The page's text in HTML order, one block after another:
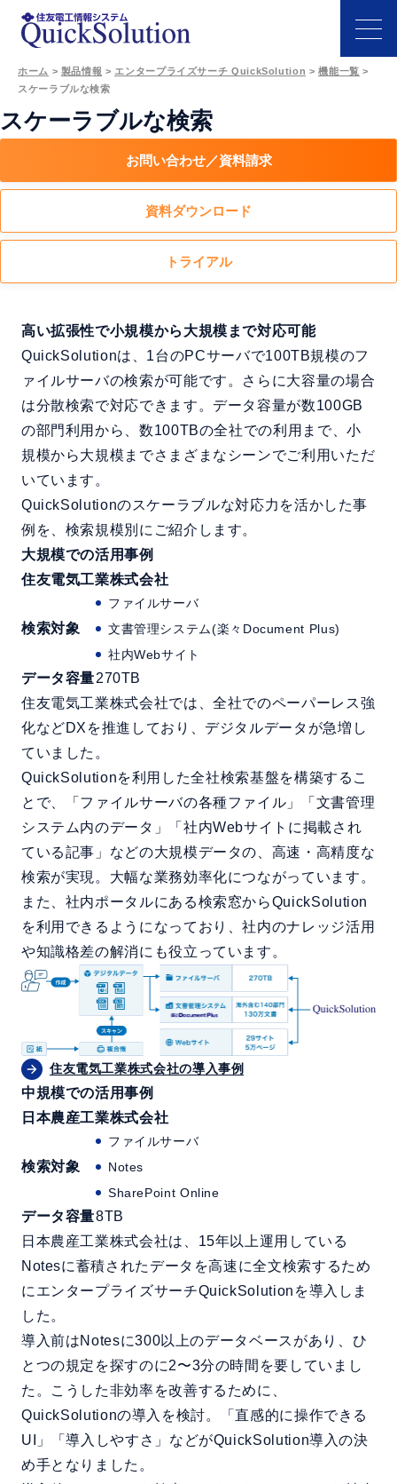
特長
エンタープライズサーチの選び方
機能
生成AI連携
サポート
セミナー
製品情報
会社情報
採用情報
ホーム > 製品情報 > エンタープライズサーチ QuickSolution >機能一覧 >
スケーラブルな検索
スケーラブルな検索
お問い合わせ／資料請求
資料ダウンロード
トライアル
高い拡張性で小規模から大規模まで対応可能
QuickSolutionは、1台のPCサーバで100TB規模のフ
ァイルサーバの検索が可能です。さらに大容量の場合
は分散検索で対応できます。データ容量が数100GB
の部門利用から、数100TBの全社での利用まで、小
規模から大規模までさまざまなシーンでご利用いただ
いています。
QuickSolutionのスケーラブルな対応力を活かした事
例を、検索規模別にご紹介します。
大規模での活用事例
住友電気工業株式会社
検索対象
ファイルサーバ
文書管理システム(楽々Document Plus)
社内Webサイト
データ容量270TB
住友電気工業株式会社では、全社でのペーパーレス強
化などDXを推進しており、デジタルデータが急増し
ていました。
QuickSolutionを利用した全社検索基盤を構築するこ
とで、「ファイルサーバの各種ファイル」「文書管理
システム内のデータ」「社内Webサイトに掲載され
ている記事」などの大規模データの、高速・高精度な
検索が実現。大幅な業務効率化につながっています。
また、社内ポータルにある検索窓からQuickSolution
を利用できるようになっており、社内のナレッジ活用
や知識格差の解消にも役立っています。
住友電気工業株式会社の導入事例
中規模での活用事例
日本農産工業株式会社
検索対象
ファイルサーバ
Notes
SharePoint Online
データ容量8TB
日本農産工業株式会社は、15年以上運用している
Notesに蓄積されたデータを高速に全文検索するため
にエンタープライズサーチQuickSolutionを導入しま
した。
導入前はNotesに300以上のデータベースがあり、ひ
とつの規定を探すのに2〜3分の時間を要していまし
た。こうした非効率を改善するために、
QuickSolutionの導入を検討。「直感的に操作できる
UI」「導入しやすさ」などがQuickSolution導入の決
め手となりました。